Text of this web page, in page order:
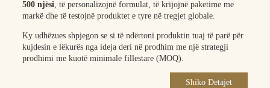
500 njësi, të personalizojnë formulat, të krijojnë paketime me
markë dhe të testojnë produktet e tyre në tregjet globale.
Ky udhëzues shpjegon se si të ndërtoni produktin tuaj të parë për
kujdesin e lëkurës nga ideja deri në prodhim me një strategji
prodhimi me kuotë minimale fillestare (MOQ).
Shiko Detajet